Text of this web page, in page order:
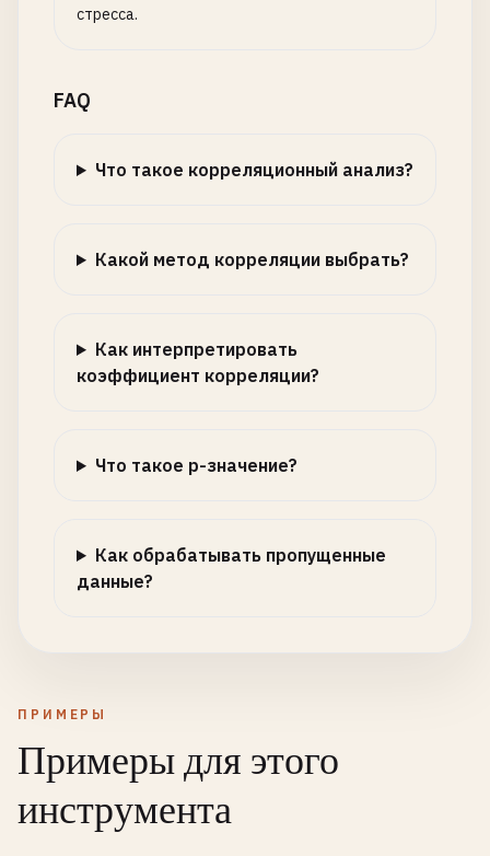
стресса.
FAQ
Что такое корреляционный анализ?
Какой метод корреляции выбрать?
Как интерпретировать
коэффициент корреляции?
Что такое p-значение?
Как обрабатывать пропущенные
данные?
ПРИМЕРЫ
Примеры для этого
инструмента